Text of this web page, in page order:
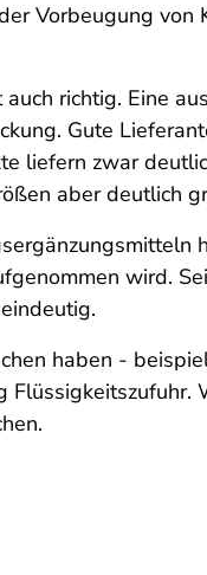
Vorbeugung von
richtig. Eine
Gute
liefern zwar
aber deutlich
wird.
haben -
Flüssigkeitszufuhr.